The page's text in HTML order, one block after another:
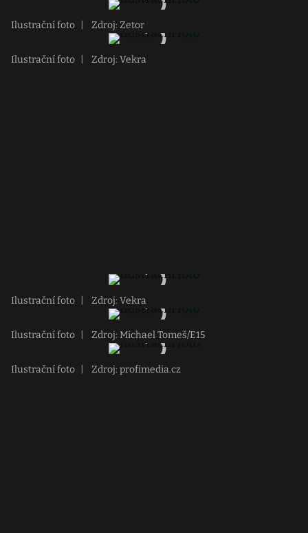
Ilustrační foto Zdroj: Zetor
Ilustrační foto Zdroj: Vekra
Ilustrační foto Zdroj: Vekra
Ilustrační foto Zdroj: Michael Tomeš/E15
Ilustrační foto Zdroj: profimedia.cz